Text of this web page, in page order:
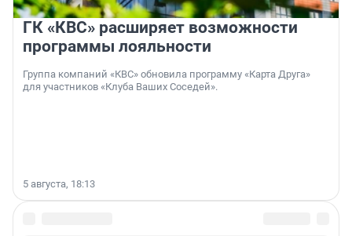
ГК «КВС» расширяет возможности
программы лояльности
Группа компаний «КВС» обновила программу «Карта Друга»
для участников «Клуба Ваших Соседей».
5 августа, 18:13